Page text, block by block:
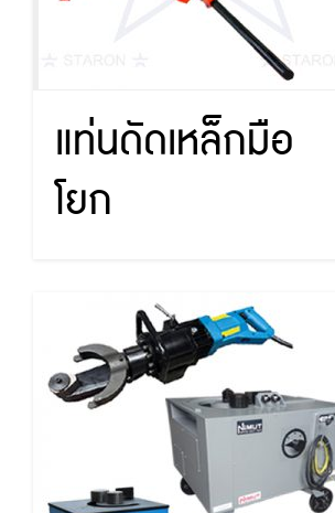
แท่นดัดเหล็กมือ
โยก